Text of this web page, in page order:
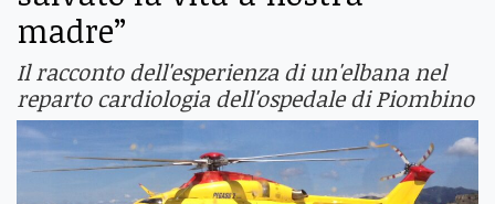
madre”
Il racconto dell'esperienza di un'elbana nel
reparto cardiologia dell'ospedale di Piombino